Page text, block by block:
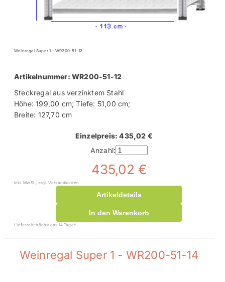
Weinregal Super 1 - WR200-51-12
Artikelnummer: WR200-51-12
Steckregal aus verzinktem Stahl
Höhe: 199,00 cm; Tiefe: 51,00 cm;
Breite: 127,70 cm
Einzelpreis: 435,02 €
Anzahl:
435,02 €
inkl. MwSt., zzgl. Versandkosten
Artikeldetails
In den Warenkorb
Lieferzeit: höchstens 14 Tage*
Weinregal Super 1 - WR200-51-14